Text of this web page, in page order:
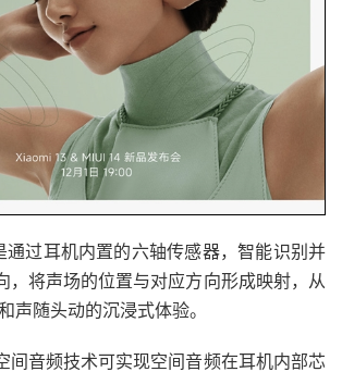
通过耳机内置的六轴传感器，智能识别并
，将声场的位置与对应方向形成映射，从
声随头动的沉浸式体验。
间音频技术可实现空间音频在耳机内部芯